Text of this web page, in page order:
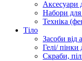
Аксесуари
Набори для
Техніка
Тіло
Засоби від
Гелі/
Скраби,